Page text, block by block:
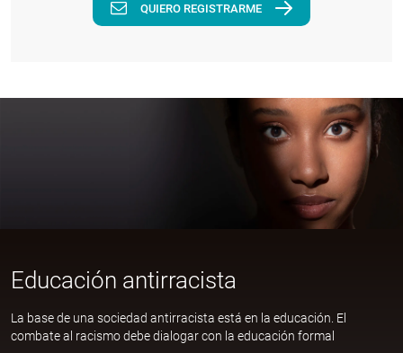
QUIERO REGISTRARME
Educación antirracista
La base de una sociedad antirracista está en la educación. El
combate al racismo debe dialogar con la educación formal